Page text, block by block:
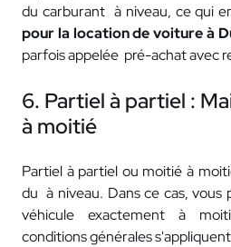
du carburant à niveau, ce qui
pour la location de voiture à
parfois appelée pré-achat avec
6. Partiel à partiel :
à moitié
Partiel à partiel ou moitié à
du à niveau. Dans ce cas, vous
véhicule exactement à
conditions générales